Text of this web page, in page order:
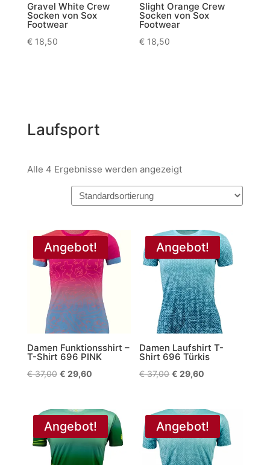
Gravel White Crew
Socken von Sox
Footwear
€18,50
Slight Orange Crew
Socken von Sox
Footwear
€ 18,50
Laufsport
Alle 4 Ergebnisse werden angezeigt
Angebot!
Damen Funktionsshirt –
T-Shirt 696 PINK
€37,00 Ursprünglicher
€ 37,00
€ 29,60Aktueller
€ 29,60.
Angebot!
Damen Laufshirt T-
Shirt 696 Türkis
€37,00 Ursprünglicher
€ 37,00
€ 29,60
€ 29,60.
Angebot! Angebot!